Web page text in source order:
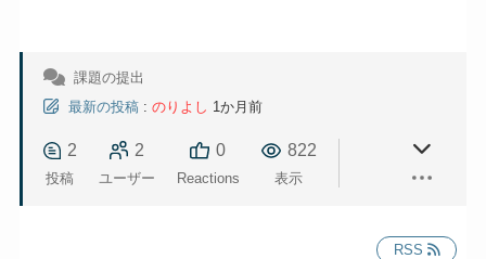
課題の提出
最新の投稿 : のりよし 1か月前
2
投稿
2
ユーザー
0
Reactions
822
表示
RSS